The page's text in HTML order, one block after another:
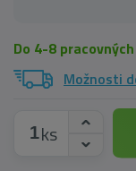
Do 4-8
Možnosti
ks